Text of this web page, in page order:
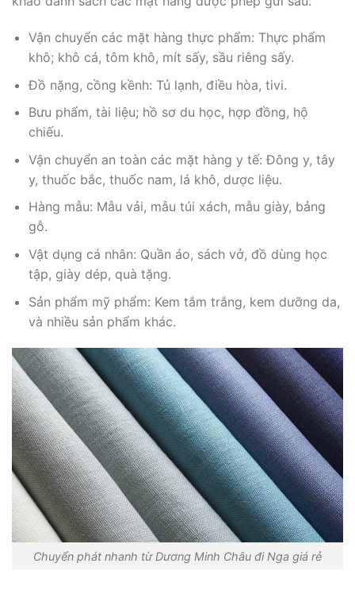
Vận chuyển các mặt hàng thực phẩm: Thực phẩm
khô; khô cá, tôm khô, mít sấy, sầu riêng sấy.
Đồ nặng, cồng kềnh: Tủ lạnh, điều hòa, tivi.
Bưu phẩm, tài liệu; hồ sơ du học, hợp đồng, hộ
chiếu.
Vận chuyển an toàn các mặt hàng y tế: Đông y, tây
y, thuốc bắc, thuốc nam, lá khô, dược liệu.
Hàng mẫu: Mẫu vải, mẫu túi xách, mẫu giày, bảng
gỗ.
Vật dụng cá nhân: Quần áo, sách vở, đồ dùng học
tập, giày dép, quà tặng.
Sản phẩm mỹ phẩm: Kem tắm trắng, kem dưỡng da,
và nhiều sản phẩm khác.
Chuyển phát nhanh từ Dương Minh Châu đi Nga giá rẻ